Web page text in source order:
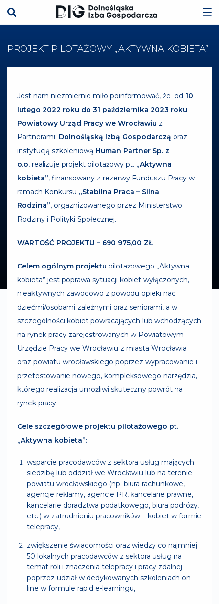
PROJEKT PILOTAŻOWY „AKTYWNA KOBIETA”
Jest nam niezmiernie miło poinformować, że od 10
lutego 2022 roku do 31 października 2023 roku
Powiatowy Urząd Pracy we Wrocławiu z
Partnerami: Dolnośląską Izbą Gospodarczą oraz
instytucją szkoleniową Human Partner Sp. z
o.o. realizuje projekt pilotażowy pt. „Aktywna
kobieta”, finansowany z rezerwy Funduszu Pracy w
ramach Konkursu „Stabilna Praca – Silna
Rodzina”, orgaznizowanego przez Ministerstwo
Rodziny i Polityki Społecznej.
WARTOŚĆ PROJEKTU – 690 975,00 ZŁ
Celem ogólnym projektu pilotażowego „Aktywna
kobieta” jest poprawa sytuacji kobiet wyłączonych,
nieaktywnych zawodowo z powodu opieki nad
dziećmi/osobami zależnymi oraz seniorami, a w
szczególności kobiet powracających lub wchodzących
na rynek pracy zarejestrowanych w Powiatowym
Urzędzie Pracy we Wrocławiu z miasta Wrocławia
oraz powiatu wrocławskiego poprzez wypracowanie i
przetestowanie nowego, kompleksowego narzędzia,
którego realizacja umożliwi skuteczny powrót na
rynek pracy.
Cele szczegółowe projektu pilotażowego pt.
„Aktywna kobieta”:
wsparcie pracodawców z sektora usług mających
siedzibę lub oddział we Wrocławiu lub na terenie
powiatu wrocławskiego (np. biura rachunkowe,
agencje reklamy, agencje PR, kancelarie prawne,
kancelarie doradztwa podatkowego, biura podróży,
etc.) w zatrudnieniu pracowników – kobiet w formie
telepracy,
zwiększenie świadomości oraz wiedzy co najmniej
50 lokalnych pracodawców z sektora usług na
temat roli i znaczenia telepracy i pracy zdalnej
poprzez udział w dedykowanych szkoleniach on-
line w formule rapid e-learningu,